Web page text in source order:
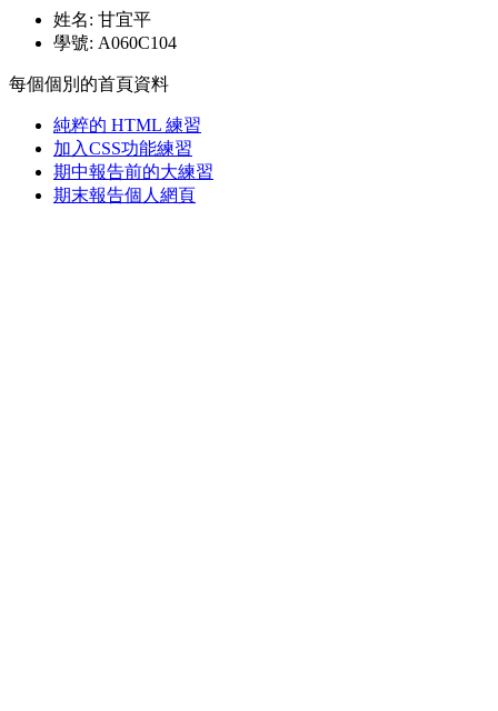
姓名: 甘宜平
學號: A060C104
每個個別的首頁資料
純粹的 HTML 練習
加入CSS功能練習
期中報告前的大練習
期末報告個人網頁